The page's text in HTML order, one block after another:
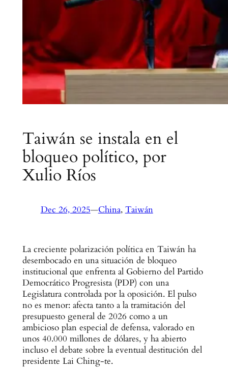
Taiwán se instala en el
bloqueo político, por
Xulio Ríos
Dec 26, 2025—China, Taiwán
La creciente polarización política en Taiwán ha
desembocado en una situación de bloqueo
institucional que enfrenta al Gobierno del Partido
Democrático Progresista (PDP) con una
Legislatura controlada por la oposición. El pulso
no es menor: afecta tanto a la tramitación del
presupuesto general de 2026 como a un
ambicioso plan especial de defensa, valorado en
unos 40.000 millones de dólares, y ha abierto
incluso el debate sobre la eventual destitución del
presidente Lai Ching-te.